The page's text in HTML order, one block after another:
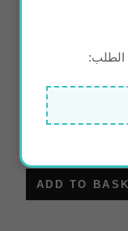
الطلب:
ADD TO